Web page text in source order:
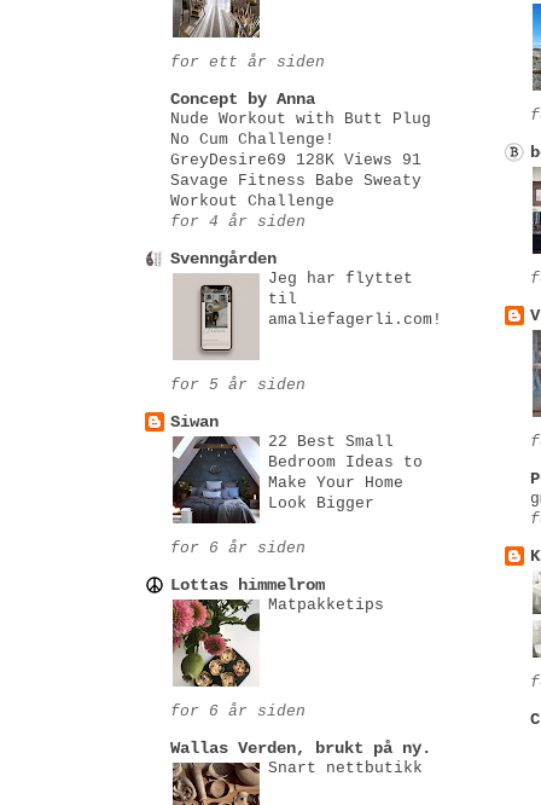
for ett år siden
Concept by Anna
Nude Workout with Butt Plug
No Cum Challenge!
GreyDesire69 128K Views 91
Savage Fitness Babe Sweaty
Workout Challenge
for 4 år siden
Svenngården
Jeg har flyttet
til
amaliefagerli.com!
for 5 år siden
Siwan
22 Best Small
Bedroom Ideas tо
Make Your Home
Look Bigger
for 6 år siden
Lottas himmelrom
Matpakketips
for 6 år siden
Wallas Verden, brukt på ny.
Snart nettbutikk